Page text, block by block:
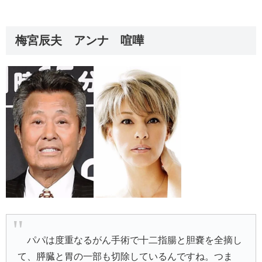
梅宮辰夫 アンナ 喧嘩
パパは度重なるがん手術で十二指腸と胆嚢を全摘し
て、膵臓と胃の一部も切除しているんですね。つま